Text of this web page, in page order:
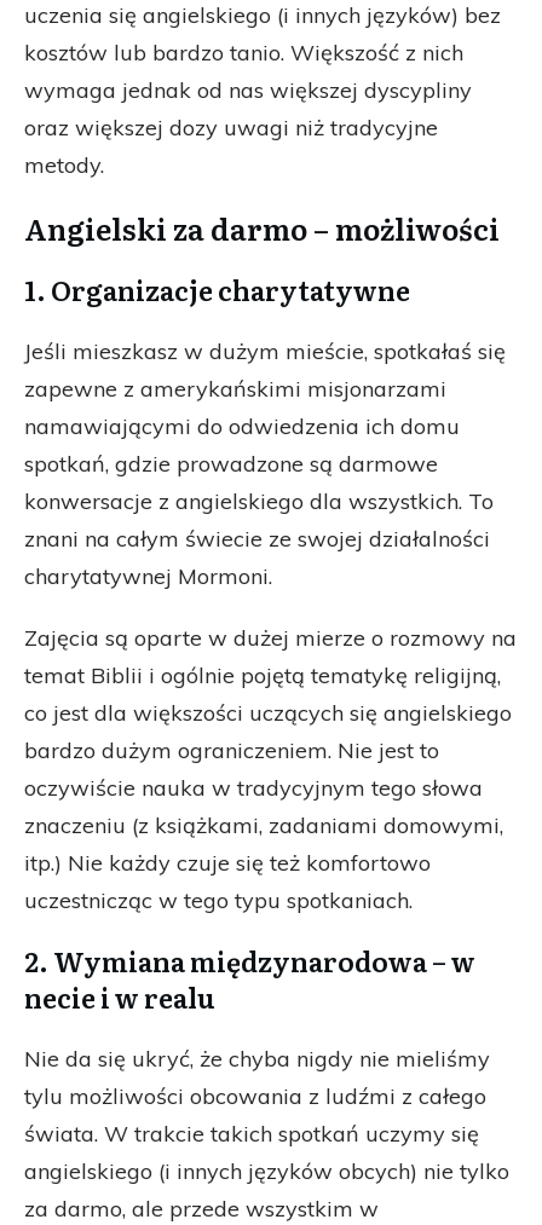
uczenia się angielskiego (i innych języków) bez
kosztów lub bardzo tanio. Większość z nich
wymaga jednak od nas większej dyscypliny
oraz większej dozy uwagi niż tradycyjne
metody.
Angielski za darmo – możliwości
1. Organizacje charytatywne
Jeśli mieszkasz w dużym mieście, spotkałaś się
zapewne z amerykańskimi misjonarzami
namawiającymi do odwiedzenia ich domu
spotkań, gdzie prowadzone są darmowe
konwersacje z angielskiego dla wszystkich. To
znani na całym świecie ze swojej działalności
charytatywnej Mormoni.
Zajęcia są oparte w dużej mierze o rozmowy na
temat Biblii i ogólnie pojętą tematykę religijną,
co jest dla większości uczących się angielskiego
bardzo dużym ograniczeniem. Nie jest to
oczywiście nauka w tradycyjnym tego słowa
znaczeniu (z książkami, zadaniami domowymi,
itp.) Nie każdy czuje się też komfortowo
uczestnicząc w tego typu spotkaniach.
2. Wymiana międzynarodowa – w
necie i w realu
Nie da się ukryć, że chyba nigdy nie mieliśmy
tylu możliwości obcowania z ludźmi z całego
świata. W trakcie takich spotkań uczymy się
angielskiego (i innych języków obcych) nie tylko
za darmo, ale przede wszystkim w